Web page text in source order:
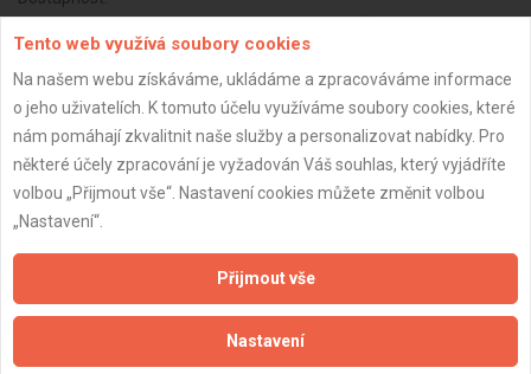
Tento web využívá soubory cookies
Na našem webu získáváme, ukládáme a zpracováváme informace
o jeho uživatelích. K tomuto účelu využíváme soubory cookies, které
nám pomáhají zkvalitnit naše služby a personalizovat nabídky. Pro
některé účely zpracování je vyžadován Váš souhlas, který vyjádříte
volbou „Přijmout vše“. Nastavení cookies můžete změnit volbou
„Nastavení“.
Přijmout vše
Nastavení